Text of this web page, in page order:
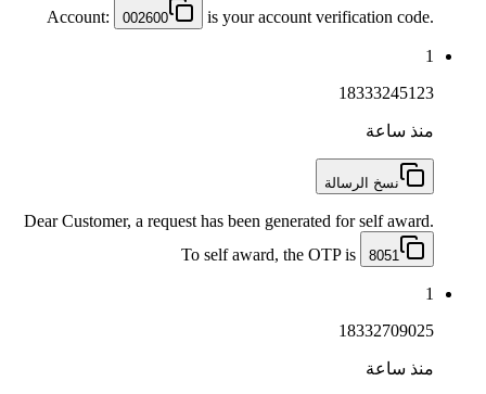
Account: 002600 is your account verification code.
1
18333245123
منذ ساعة
نسخ الرسالة
Dear Customer, a request has been generated for self award.
To self award, the OTP is
8051
1
18332709025
منذ ساعة